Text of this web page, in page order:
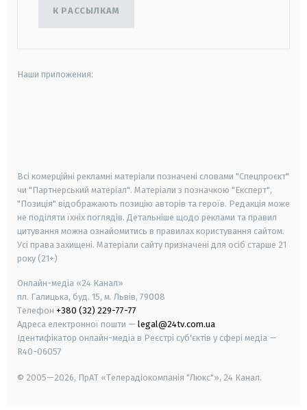
К РАССЫЛКАМ
Наши приложения:
Всі комерційні рекламні матеріали позначені словами "Спецпроєкт"
чи "Партнерський матеріал". Матеріали з позначкою "Експерт",
"Позиція" відображають позицію авторів та героїв. Редакція може
не поділяти їхніх поглядів. Детальніше щодо реклами та правил
цитування можна ознайомитись в правилах користування сайтом.
Усі права захищені. Матеріали сайту призначені для осіб старше 21
року (21+)
Онлайн-медіа «24 Канал»
пл. Галицька, буд. 15, м. Львів, 79008
Телефон +380 (32) 229-77-77
Адреса електронної пошти — legal@24tv.com.ua
Ідентифікатор онлайн-медіа в Реєстрі суб'єктів у сфері медіа —
R40-06057
© 2005—2026, ПрАТ «Телерадіокомпанія "Люкс"», 24 Канал.